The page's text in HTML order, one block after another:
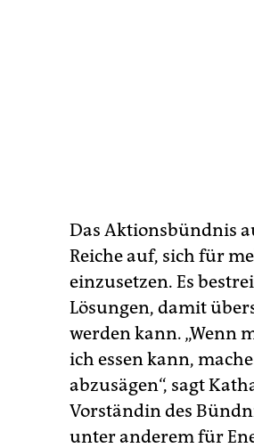
Das Aktionsbündnis
Reiche auf, sich für
einzusetzen. Es
Lösungen, damit
werden kann. „Wenn
ich essen kann,
abzusägen“, sagt
Vorständin des
unter anderem für